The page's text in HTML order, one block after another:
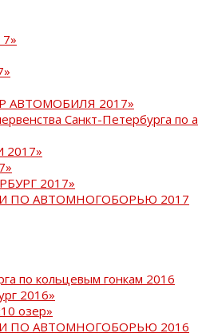
АВТОМОБИЛЯ 2017»
Санкт-Петербурга по
2017»
ПО АВТОМНОГОБОРЬЮ 2017
по кольцевым гонкам 2016
2016»
озер»
ПО АВТОМНОГОБОРЬЮ 2016